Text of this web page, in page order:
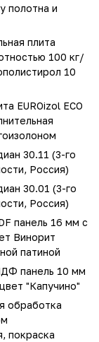
полотна и
плита
100 кг/
10
EUROizol ECO
30.11 (3-го
Россия)
30.01 (3-го
Россия)
панель 16 мм с
Винорит
патиной
панель 10 мм
"Капучино"
обработка
покраска